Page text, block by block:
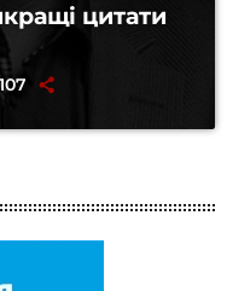
цитати
107